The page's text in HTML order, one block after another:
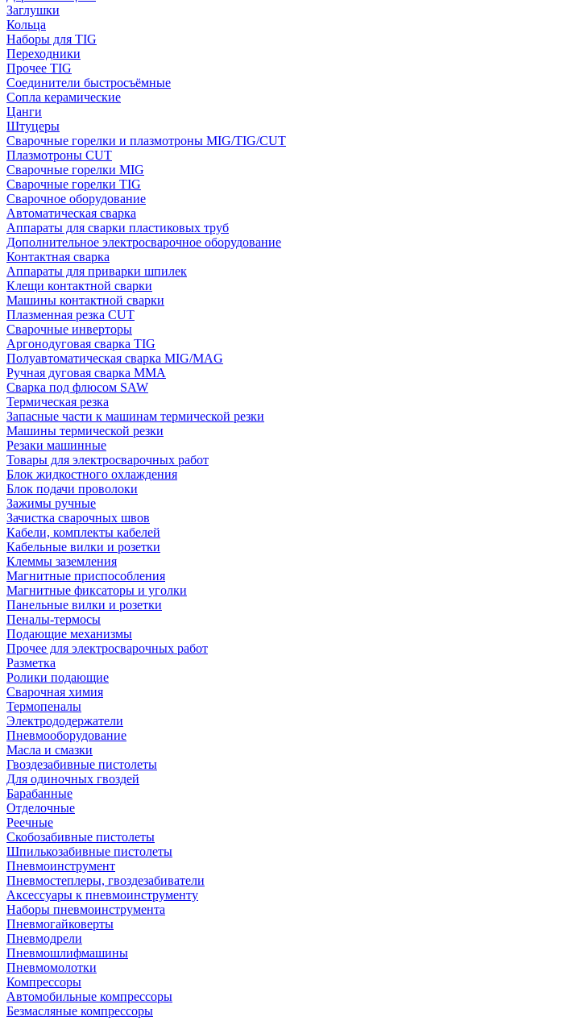
Заглушки
Кольца
Наборы для TIG
Переходники
Прочее TIG
Соединители быстросъёмные
Сопла керамические
Цанги
Штуцеры
Сварочные горелки и плазмотроны MIG/TIG/CUT
Плазмотроны CUT
Сварочные горелки MIG
Сварочные горелки TIG
Сварочное оборудование
Автоматическая сварка
Аппараты для сварки пластиковых труб
Дополнительное электросварочное оборудование
Контактная сварка
Аппараты для приварки шпилек
Клещи контактной сварки
Машины контактной сварки
Плазменная резка CUT
Сварочные инверторы
Аргонодуговая сварка TIG
Полуавтоматическая сварка MIG/MAG
Ручная дуговая сварка MMA
Сварка под флюсом SAW
Термическая резка
Запасные части к машинам термической резки
Машины термической резки
Резаки машинные
Товары для электросварочных работ
Блок жидкостного охлаждения
Блок подачи проволоки
Зажимы ручные
Зачистка сварочных швов
Кабели, комплекты кабелей
Кабельные вилки и розетки
Клеммы заземления
Магнитные приспособления
Магнитные фиксаторы и уголки
Панельные вилки и розетки
Пеналы-термосы
Подающие механизмы
Прочее для электросварочных работ
Разметка
Ролики подающие
Сварочная химия
Термопеналы
Электрододержатели
Пневмооборудование
Масла и смазки
Гвоздезабивные пистолеты
Для одиночных гвоздей
Барабанные
Отделочные
Реечные
Скобозабивные пистолеты
Шпилькозабивные пистолеты
Пневмоинструмент
Пневмостеплеры, гвоздезабиватели
Аксессуары к пневмоинструменту
Наборы пневмоинструмента
Пневмогайковерты
Пневмодрели
Пневмошлифмашины
Пневмомолотки
Компрессоры
Автомобильные компрессоры
Безмасляные компрессоры